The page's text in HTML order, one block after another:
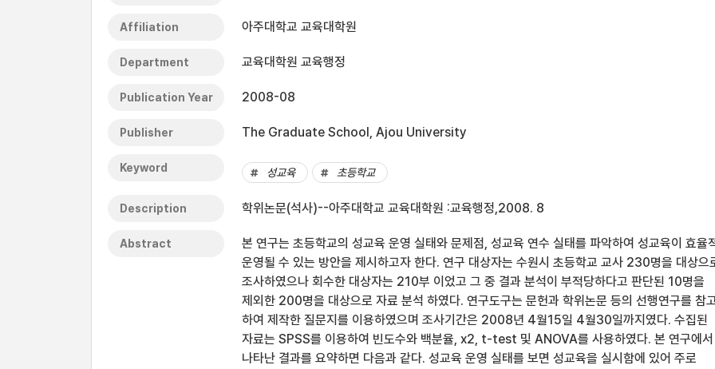
Affiliation 아주대학교 교육대학원
Department 교육대학원 교육행정
Publication Year 2008-08
Publisher The Graduate School, Ajou University
Keyword 성교육 초등학교
Description 학위논문(석사)--아주대학교 교육대학원 :교육행정,2008. 8
Abstract
본 연구는 초등학교의 성교육 운영 실태와 문제점, 성교육 연수 실태를 파악하여 성교육이 효율
운영될 수 있는 방안을 제시하고자 한다. 연구 대상자는 수원시 초등학교 교사 230명을 대상으
조사하였으나 회수한 대상자는 210부 이었고 그 중 결과 분석이 부적당하다고 판단된 10명을
제외한 200명을 대상으로 자료 분석 하였다. 연구도구는 문헌과 학위논문 등의 선행연구를 참
하여 제작한 질문지를 이용하였으며 조사기간은 2008년 4월15일 4월30일까지였다. 수집된
자료는 SPSS를 이용하여 빈도수와 백분율, x2, t-test 및 ANOVA를 사용하였다. 본 연구에서
나타난 결과를 요약하면 다음과 같다. 성교육 운영 실태를 보면 성교육을 실시함에 있어 주로